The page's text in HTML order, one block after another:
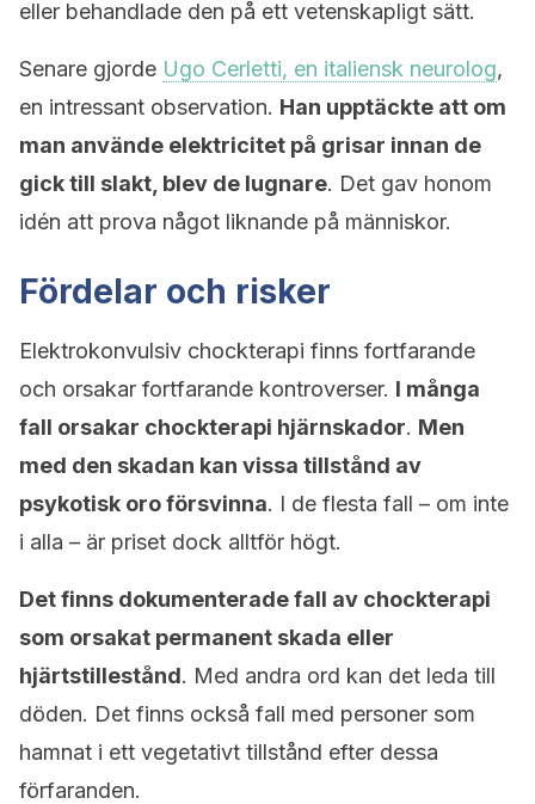
eller behandlade den på ett vetenskapligt sätt.
Senare gjorde Ugo Cerletti, en italiensk neurolog,
en intressant observation. Han upptäckte att om
man använde elektricitet på grisar innan de
gick till slakt, blev de lugnare. Det gav honom
idén att prova något liknande på människor.
Fördelar och risker
Elektrokonvulsiv chockterapi finns fortfarande
och orsakar fortfarande kontroverser. I många
fall orsakar chockterapi hjärnskador. Men
med den skadan kan vissa tillstånd av
psykotisk oro försvinna. I de flesta fall – om inte
i alla – är priset dock alltför högt.
Det finns dokumenterade fall av chockterapi
som orsakat permanent skada eller
hjärtstillestånd. Med andra ord kan det leda till
döden. Det finns också fall med personer som
hamnat i ett vegetativt tillstånd efter dessa
förfaranden.